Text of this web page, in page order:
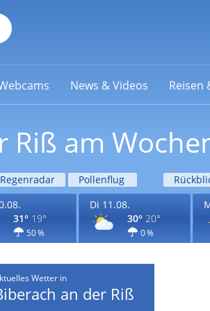
News & Videos Reisen
Riß am
Regenradar Pollenflug
31° 19°
50 %
Di 11.08.
30° 20°
0 %
Wetter in
an der Riß